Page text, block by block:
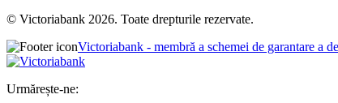
© Victoriabank 2026. Toate drepturile rezervate.
Victoriabank - membră a schemei de garantare a
Urmărește-ne: